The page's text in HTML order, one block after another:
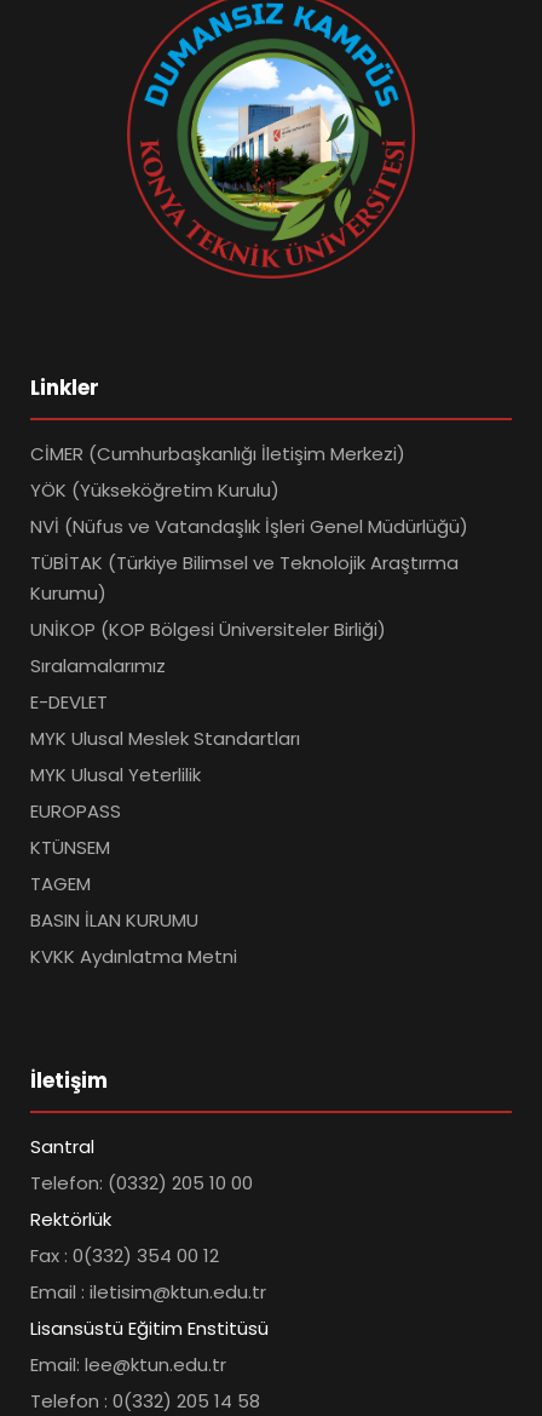
Linkler
CİMER (Cumhurbaşkanlığı İletişim Merkezi)
YÖK (Yükseköğretim Kurulu)
NVİ (Nüfus ve Vatandaşlık İşleri Genel Müdürlüğü)
TÜBİTAK (Türkiye Bilimsel ve Teknolojik Araştırma
Kurumu)
UNİKOP (KOP Bölgesi Üniversiteler Birliği)
Sıralamalarımız
E-DEVLET
MYK Ulusal Meslek Standartları
MYK Ulusal Yeterlilik
EUROPASS
KTÜNSEM
TAGEM
BASIN İLAN KURUMU
KVKK Aydınlatma Metni
İletişim
Santral
Telefon: (0332) 205 10 00
Rektörlük
Fax : 0(332) 354 00 12
Email : iletisim@ktun.edu.tr
Lisansüstü Eğitim Enstitüsü
Email: lee@ktun.edu.tr
Telefon : 0(332) 205 14 58